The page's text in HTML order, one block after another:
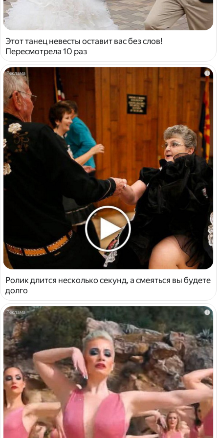
Этот танец невесты оставит вас без слов!
Пересмотрела 10 раз
i
Ролик длится несколько секунд, а смеяться вы будете
долго
i